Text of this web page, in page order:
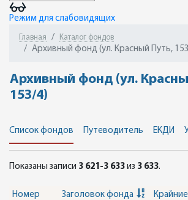
Режим для слабовидящих
Главная Каталог фондов
Архивный фонд (ул. Красный Путь,
Архивный фонд (ул.
153/4)
Список фондов Путеводитель ЕКДИ
Показаны записи 3 621-3 633 из 3 633.
Номер Заголовок фонда